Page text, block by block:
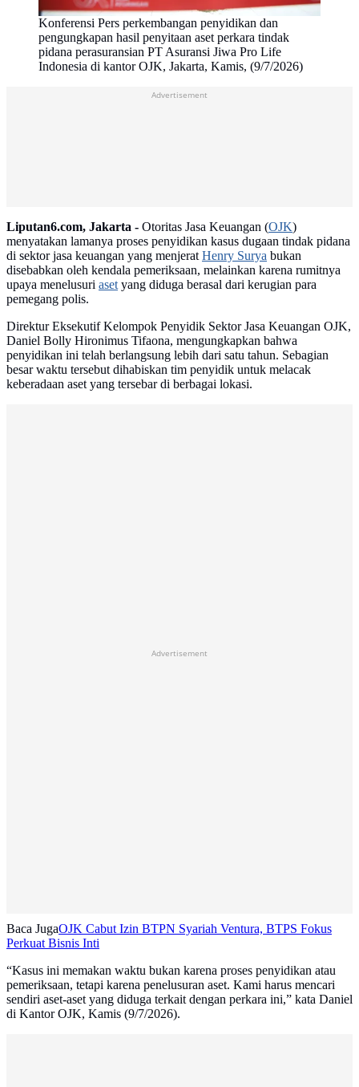
Konferensi Pers perkembangan penyidikan dan
pengungkapan hasil penyitaan aset perkara tindak
pidana perasuransian PT Asuransi Jiwa Pro Life
Indonesia di kantor OJK, Jakarta, Kamis, (9/7/2026)
Advertisement
Liputan6.com, Jakarta - Otoritas Jasa Keuangan (OJK)
menyatakan lamanya proses penyidikan kasus dugaan tindak pidana
di sektor jasa keuangan yang menjeratHenry Surya bukan
disebabkan oleh kendala pemeriksaan, melainkan karena rumitnya
upaya menelusuri asetyang diduga berasal dari kerugian para
pemegang polis.
Direktur Eksekutif Kelompok Penyidik Sektor Jasa Keuangan OJK,
Daniel Bolly Hironimus Tifaona, mengungkapkan bahwa
penyidikan ini telah berlangsung lebih dari satu tahun. Sebagian
besar waktu tersebut dihabiskan tim penyidik untuk melacak
keberadaan aset yang tersebar di berbagai lokasi.
Advertisement
Baca JugaOJK Cabut Izin BTPN Syariah Ventura, BTPS Fokus
Perkuat Bisnis Inti
“Kasus ini memakan waktu bukan karena proses penyidikan atau
pemeriksaan, tetapi karena penelusuran aset. Kami harus mencari
sendiri aset-aset yang diduga terkait dengan perkara ini,” kata Daniel
di Kantor OJK, Kamis (9/7/2026).